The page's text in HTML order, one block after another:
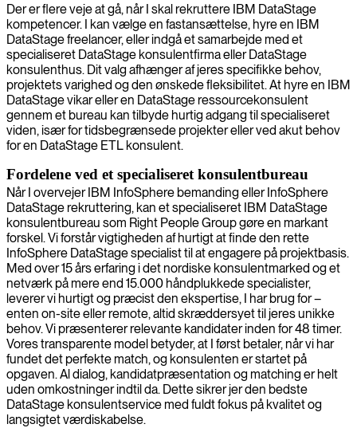
Der er flere veje at gå, når I skal rekruttere IBM DataStage
kompetencer. I kan vælge en fastansættelse, hyre en IBM
DataStage freelancer, eller indgå et samarbejde med et
specialiseret DataStage konsulentfirma eller DataStage
konsulenthus. Dit valg afhænger af jeres specifikke behov,
projektets varighed og den ønskede fleksibilitet. At hyre en IBM
DataStage vikar eller en DataStage ressourcekonsulent
gennem et bureau kan tilbyde hurtig adgang til specialiseret
viden, især for tidsbegrænsede projekter eller ved akut behov
for en DataStage ETL konsulent.
Fordelene ved et specialiseret konsulentbureau
Når I overvejer IBM InfoSphere bemanding eller InfoSphere
DataStage rekruttering, kan et specialiseret IBM DataStage
konsulentbureau som Right People Group gøre en markant
forskel. Vi forstår vigtigheden af hurtigt at finde den rette
InfoSphere DataStage specialist til at engagere på projektbasis.
Med over 15 års erfaring i det nordiske konsulentmarked og et
netværk på mere end 15.000 håndplukkede specialister,
leverer vi hurtigt og præcist den ekspertise, I har brug for –
enten on-site eller remote, altid skræddersyet til jeres unikke
behov. Vi præsenterer relevante kandidater inden for 48 timer.
Vores transparente model betyder, at I først betaler, når vi har
fundet det perfekte match, og konsulenten er startet på
opgaven. Al dialog, kandidatpræsentation og matching er helt
uden omkostninger indtil da. Dette sikrer jer den bedste
DataStage konsulentservice med fuldt fokus på kvalitet og
langsigtet værdiskabelse.